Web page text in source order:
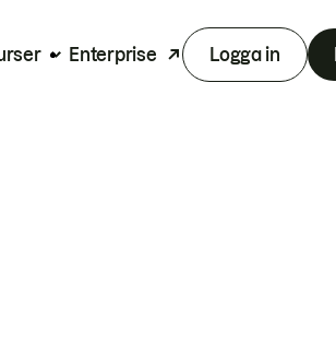
Enterprise Logga in